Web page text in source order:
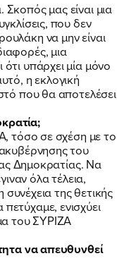
μας είναι μια
που δεν
να μην είναι
μια
υπάρχει μία μόνο
η εκλογική
που θα αποτελέσει
τόσο σε σχέση με το
του
Δημοκρατίας. Να
όλα τέλεια,
της θετικής
ενισχύει
του ΣΥΡΙΖΑ
να απευθυνθεί